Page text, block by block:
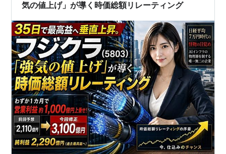
気の値上げ」が導く時価総額リレーティング